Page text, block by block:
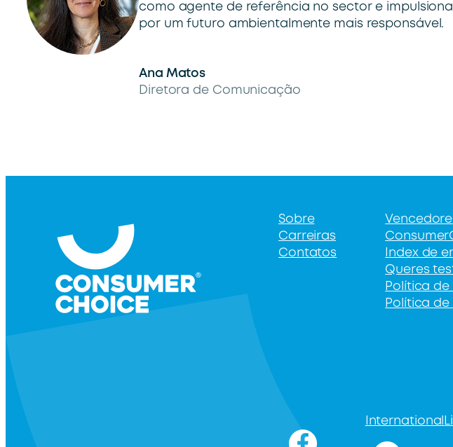
como agente de referência no sector e
por um futuro ambientalmente mais responsável.
Ana Matos
Diretora de Comunicação
Sobre
Carreiras
Contatos
Index de
Queres
Política
Política de
International